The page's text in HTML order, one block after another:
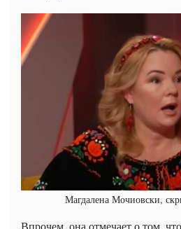
Магдалена Мочиовски,
Впрочем, она отмечает о том,